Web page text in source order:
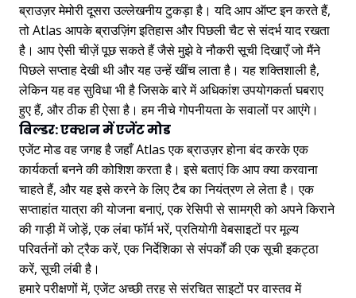
ब्राउज़र मेमोरी दूसरा उल्लेखनीय टुकड़ा है। यदि आप ऑप्ट इन करते हैं,
तो Atlas आपके ब्राउज़िंग इतिहास और पिछली चैट से संदर्भ याद रखता
है। आप ऐसी चीज़ें पूछ सकते हैं जैसे मुझे वे नौकरी सूची दिखाएँ जो मैंने
पिछले सप्ताह देखी थी और यह उन्हें खींच लाता है। यह शक्तिशाली है,
लेकिन यह वह सुविधा भी है जिसके बारे में अधिकांश उपयोगकर्ता घबराए
हुए हैं, और ठीक ही ऐसा है। हम नीचे गोपनीयता के सवालों पर आएंगे।
बिल्डर: एक्शन में एजेंट मोड
एजेंट मोड वह जगह है जहाँ Atlas एक ब्राउज़र होना बंद करके एक
कार्यकर्ता बनने की कोशिश करता है। इसे बताएं कि आप क्या करवाना
चाहते हैं, और यह इसे करने के लिए टैब का नियंत्रण ले लेता है। एक
सप्ताहांत यात्रा की योजना बनाएं, एक रेसिपी से सामग्री को अपने किराने
की गाड़ी में जोड़ें, एक लंबा फॉर्म भरें, प्रतियोगी वेबसाइटों पर मूल्य
परिवर्तनों को ट्रैक करें, एक निर्देशिका से संपर्कों की एक सूची इकट्ठा
करें, सूची लंबी है।
हमारे परीक्षणों में, एजेंट अच्छी तरह से संरचित साइटों पर वास्तव में